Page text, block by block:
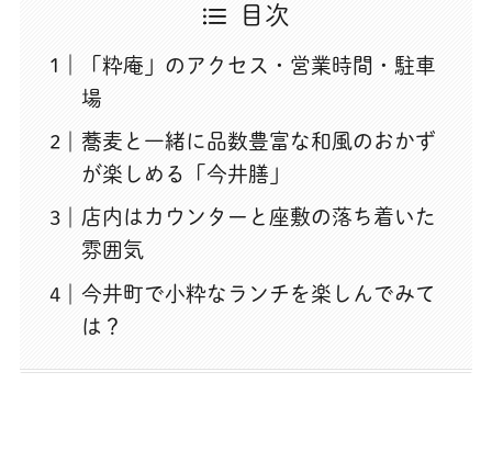
目次
「粋庵」のアクセス・営業時間・駐車
場
蕎麦と一緒に品数豊富な和風のおかず
が楽しめる「今井膳」
店内はカウンターと座敷の落ち着いた
雰囲気
今井町で小粋なランチを楽しんでみて
は？